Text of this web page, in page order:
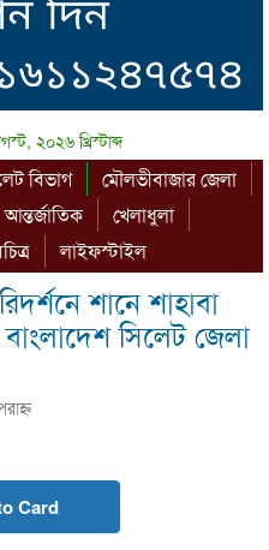
২০২৬ খ্রিস্টাব্দ
বিভাগ
মৌলভীবাজার জেলা
আন্তর্জাতিক
খেলাধুলা
লাইফস্টাইল
শানে শাহাবা
সিলেট জেলা
Card